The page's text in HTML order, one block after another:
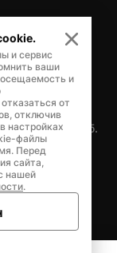
Ямало-
д.1, каб.
и сервис
ваши
и
от
отключив
настройках
файлы
Перед
сайта,
нашей
.